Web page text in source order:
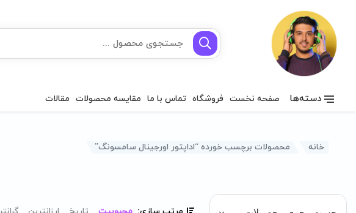
دسته‌ها صفحه نخست فروشگاه تماس با ما مقایسه محصولات مقالات
خانه محصولات برچسب خورده “اداپتور اورجینال سامسونگ”